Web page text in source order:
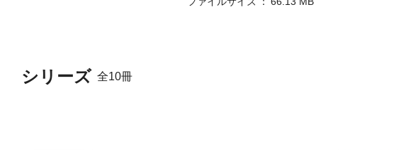
シリーズ 全10冊